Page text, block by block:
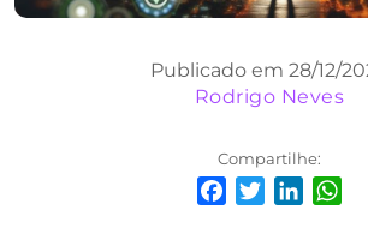
Publicado em 28/12/
Rodrigo Neves
Compartilhe: